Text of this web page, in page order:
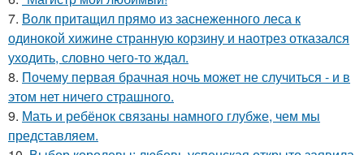
7. Волк притащил прямо из заснеженного леса к
одинокой хижине странную корзину и наотрез отказался
уходить, словно чего-то ждал.
8. Почему первая брачная ночь может не случиться - и в
этом нет ничего страшного.
9. Мать и ребёнок связаны намного глубже, чем мы
представляем.